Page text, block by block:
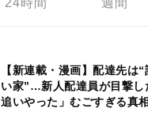
【新連載・漫画】配達先は
い家”…新人配達員が目撃し
追いやった」むごすぎる真